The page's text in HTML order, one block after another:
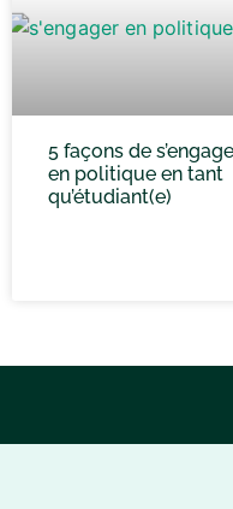
5 façons de
en politique en tant
qu’étudiant(e)